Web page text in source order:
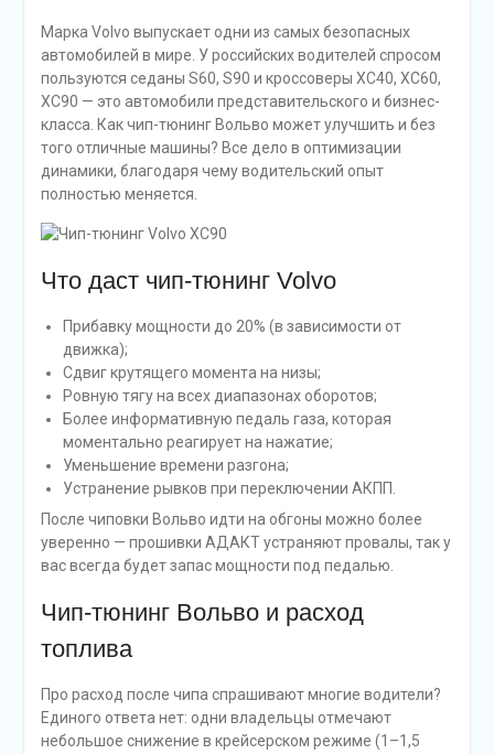
Марка Volvo выпускает одни из самых безопасных
автомобилей в мире. У российских водителей спросом
пользуются седаны S60, S90 и кроссоверы XC40, XC60,
XC90 — это автомобили представительского и бизнес-
класса. Как чип-тюнинг Вольво может улучшить и без
того отличные машины? Все дело в оптимизации
динамики, благодаря чему водительский опыт
полностью меняется.
Что даст чип-тюнинг Volvo
Прибавку мощности до 20% (в зависимости от
движка);
Сдвиг крутящего момента на низы;
Ровную тягу на всех диапазонах оборотов;
Более информативную педаль газа, которая
моментально реагирует на нажатие;
Уменьшение времени разгона;
Устранение рывков при переключении АКПП.
После чиповки Вольво идти на обгоны можно более
уверенно — прошивки АДАКТ устраняют провалы, так у
вас всегда будет запас мощности под педалью.
Чип-тюнинг Вольво и расход
топлива
Про расход после чипа спрашивают многие водители?
Единого ответа нет: одни владельцы отмечают
небольшое снижение в крейсерском режиме (1–1,5